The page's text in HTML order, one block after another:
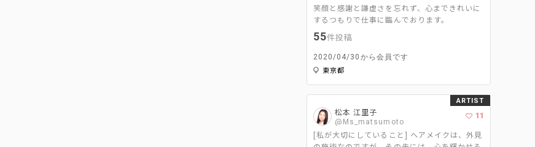
笑顔と感謝と謙虚さを忘れず、心まできれいに
するつもりで仕事に臨んでおります。
55件投稿
2020/04/30から会員です
東京都
松本 江里子
@Ms_matsumoto
11
[私が大切にしていること] ヘアメイクは、外見
ARTIST